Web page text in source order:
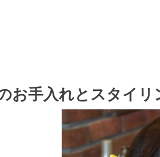
お手入れとスタイリ